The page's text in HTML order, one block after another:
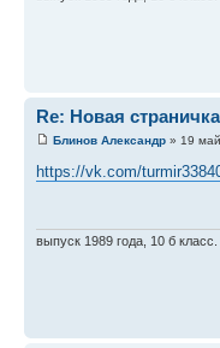
Re: Новая
Блинов Александр » 19
https://vk.com/
выпуск 1989 года, 10 б класс.